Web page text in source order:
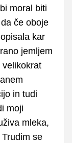
moral biti
če oboje
kar
jemljem
velikokrat
in tudi
moji
mleka,
se